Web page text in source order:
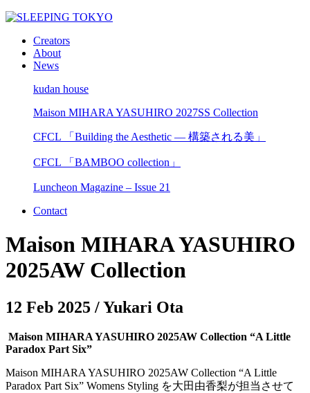
Creators
About
News
kudan house
Maison MIHARA YASUHIRO 2027SS Collection
CFCL 「Building the Aesthetic — 構築される美」
CFCL 「BAMBOO collection」
Luncheon Magazine – Issue 21
Contact
Maison MIHARA YASUHIRO
2025AW Collection
12 Feb 2025 / Yukari Ota
Maison MIHARA YASUHIRO 2025AW Collection “A Little
Paradox Part Six”
Maison MIHARA YASUHIRO 2025AW Collection “A Little
Paradox Part Six” Womens Styling を大田由香梨が担当させて